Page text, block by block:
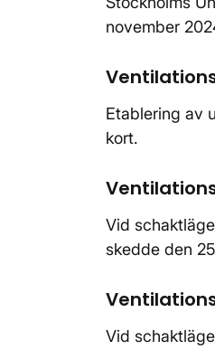
november
Etablering av
kort.
Vid
skedde den
Vid